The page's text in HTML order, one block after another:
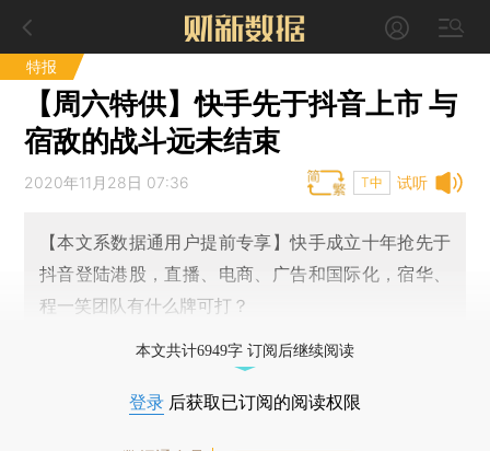
特报
【周六特供】快手先于抖音上市 与
宿敌的战斗远未结束
试听
2020年11月28日 07:36 T中
【本文系数据通用户提前专享】快手成立十年抢先于
抖音登陆港股，直播、电商、广告和国际化，宿华、
程一笑团队有什么牌可打？
本文共计6949字 订阅后继续阅读
登录 后获取已订阅的阅读权限